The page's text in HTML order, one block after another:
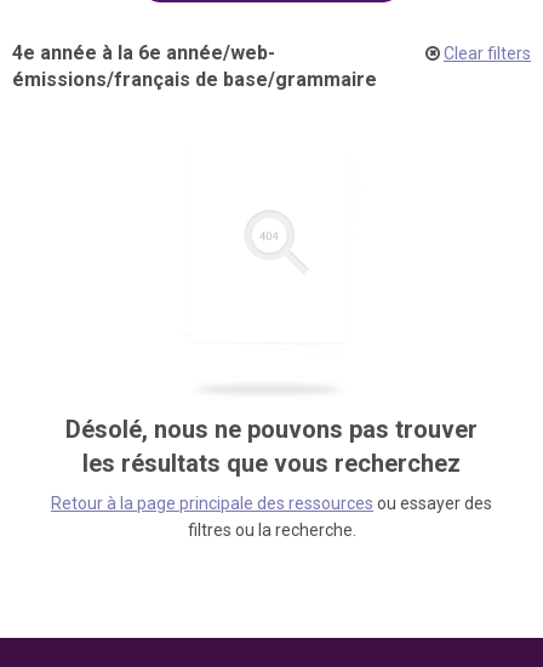
4e année à la 6e année/web-
émissions/français de base/grammaire
Clear filters
Désolé, nous ne pouvons pas trouver
les résultats que vous recherchez
Retour à la page principale des ressources ou essayer des
filtres ou la recherche.